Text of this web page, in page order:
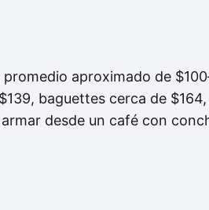
aproximado de
baguettes cerca de
desde un café con